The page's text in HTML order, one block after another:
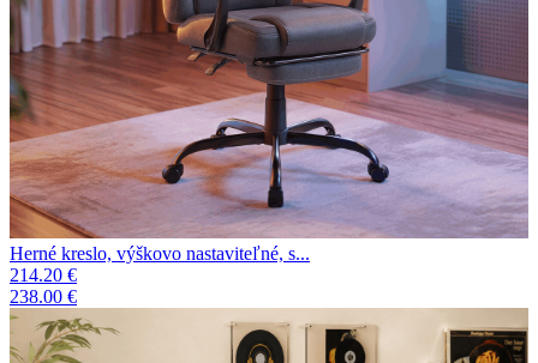
Herné kreslo, výškovo nastaviteľné, s...
214.20 €
238.00 €